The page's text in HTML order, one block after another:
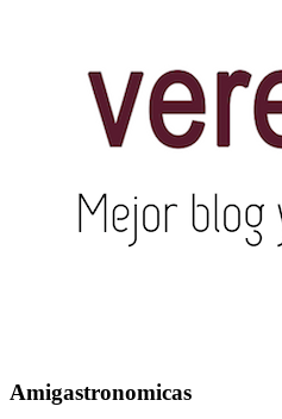
Amigastronomicas